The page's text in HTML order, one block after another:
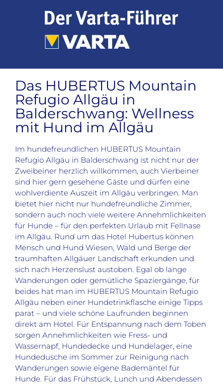
Das HUBERTUS Mountain
Refugio Allgäu in
Balderschwang: Wellness
mit Hund im Allgäu
Im hundefreundlichen HUBERTUS Mountain
Refugio Allgäu in Balderschwang ist nicht nur der
Zweibeiner herzlich willkommen, auch Vierbeiner
sind hier gern gesehene Gäste und dürfen eine
wohlverdiente Auszeit im Allgäu verbringen. Man
bietet hier nicht nur hundefreundliche Zimmer,
sondern auch noch viele weitere Annehmlichkeiten
für Hunde – für den perfekten Urlaub mit Fellnase
im Allgäu. Rund um das Hotel Hubertus können
Mensch und Hund Wiesen, Wald und Berge der
traumhaften Allgäuer Landschaft erkunden und
sich nach Herzenslust austoben. Egal ob lange
Wanderungen oder gemütliche Spaziergänge, für
beides hat man im HUBERTUS Mountain Refugio
Allgäu neben einer Hundetrinkflasche einige Tipps
parat – und viele schöne Laufrunden beginnen
direkt am Hotel. Für Entspannung nach dem Toben
sorgen Annehmlichkeiten wie Fress- und
Wassernapf, Hundedecke und Hundelager, eine
Hundedusche im Sommer zur Reinigung nach
Wanderungen sowie eigene Bademäntel für
Hunde. Für das Frühstück, Lunch und Abendessen